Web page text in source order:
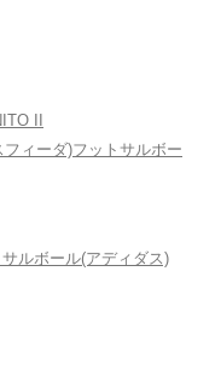
II
ィーダ)フットサルボー
ルボール(アディダス)